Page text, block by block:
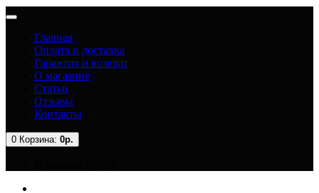
Главная
Оплата и доставка
Гарантия и возврат
О магазине
Статьи
Отзывы
Контакты
0 Корзина: 0р.